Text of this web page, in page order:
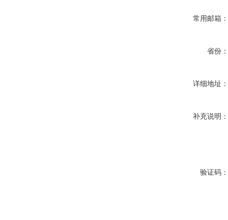
常用邮箱：
省份：
详细地址：
补充说明：
验证码：